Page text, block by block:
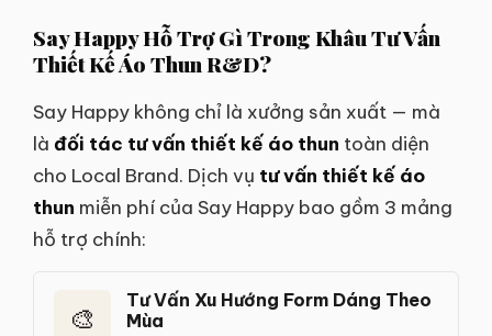
Say Happy Hỗ Trợ Gì Trong Khâu Tư Vấn
Thiết Kế Áo Thun R&D?
Say Happy không chỉ là xưởng sản xuất — mà
là đối tác tư vấn thiết kế áo thun toàn diện
cho Local Brand. Dịch vụ tư vấn thiết kế áo
thun miễn phí của Say Happy bao gồm 3 mảng
hỗ trợ chính:
🎨
Tư Vấn Xu Hướng Form Dáng Theo
Mùa